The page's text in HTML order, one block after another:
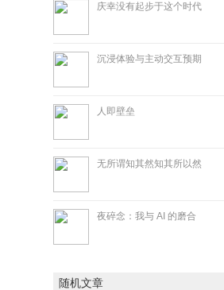
庆幸没有起步于这个时代
沉浸体验与主动交互预期
人即壁垒
无所谓知其然知其所以然
夜碎念：我与 AI 的磨合
随机文章